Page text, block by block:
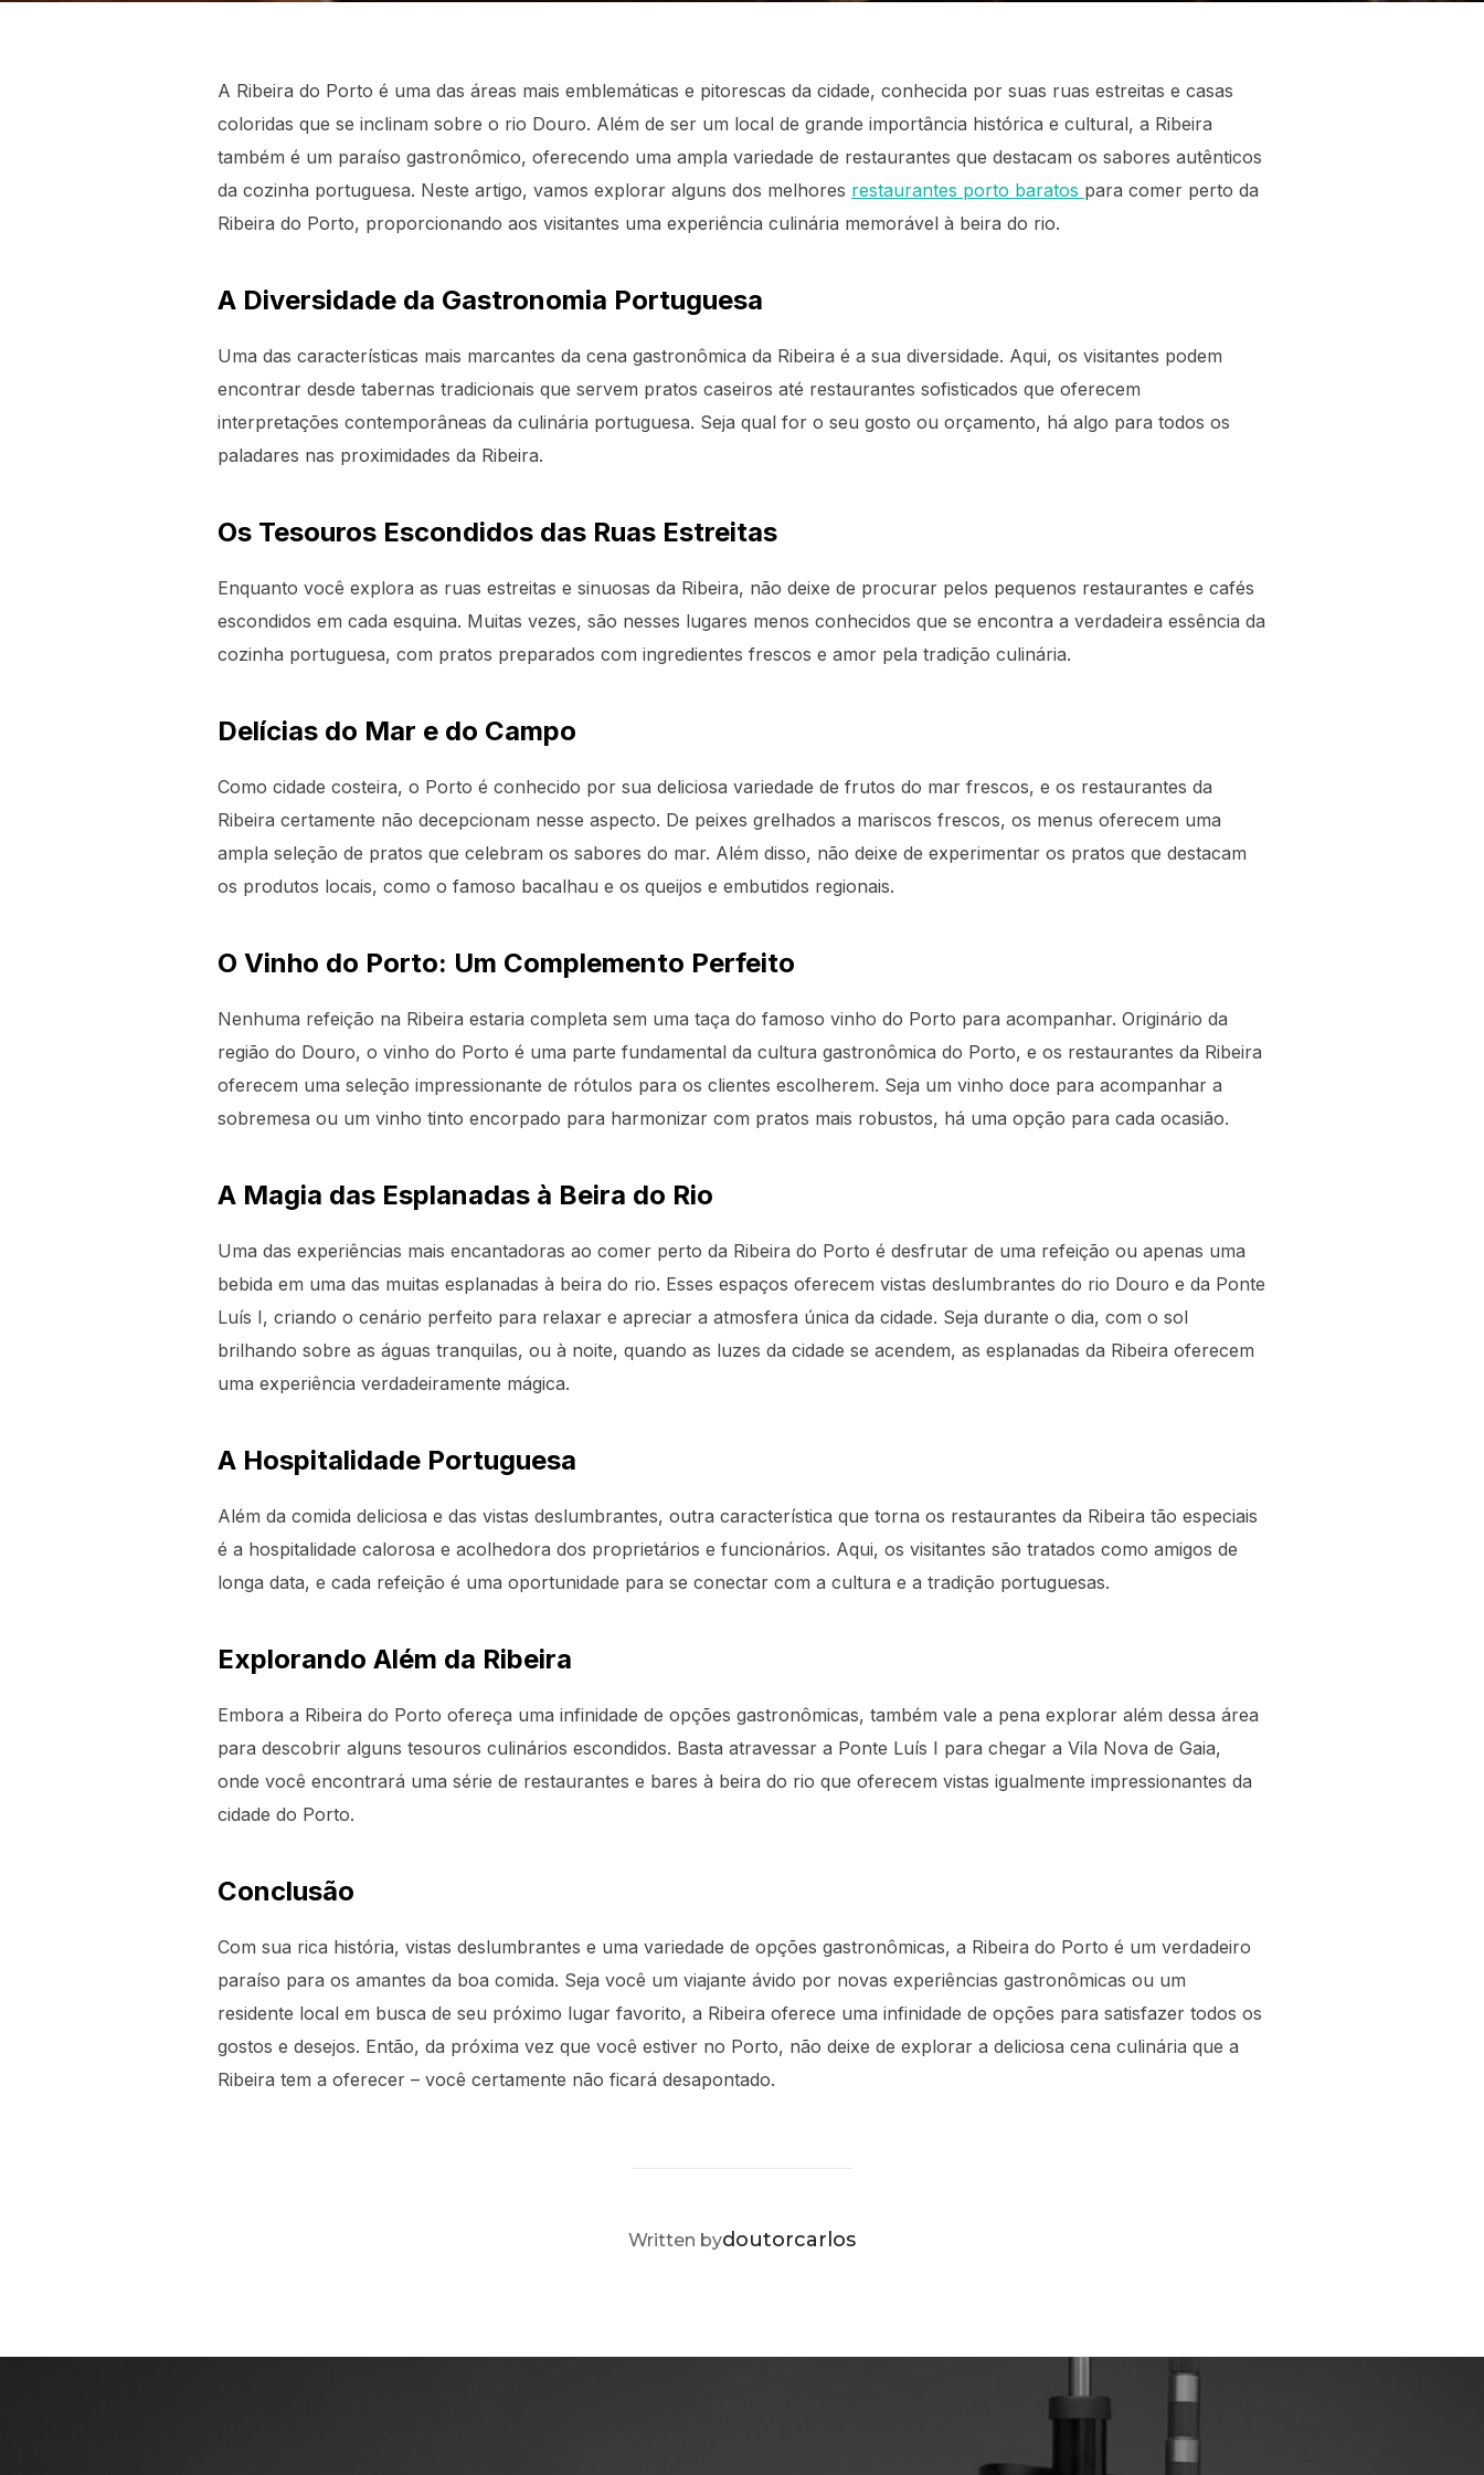
A Ribeira do Porto é uma das áreas mais emblemáticas e pitorescas da cidade, conhecida por suas ruas estreitas e casas
coloridas que se inclinam sobre o rio Douro. Além de ser um local de grande importância histórica e cultural, a Ribeira
também é um paraíso gastronômico, oferecendo uma ampla variedade de restaurantes que destacam os sabores autênticos
da cozinha portuguesa. Neste artigo, vamos explorar alguns dos melhores restaurantes porto baratos para comer perto da
Ribeira do Porto, proporcionando aos visitantes uma experiência culinária memorável à beira do rio.
A Diversidade da Gastronomia Portuguesa
Uma das características mais marcantes da cena gastronômica da Ribeira é a sua diversidade. Aqui, os visitantes podem
encontrar desde tabernas tradicionais que servem pratos caseiros até restaurantes sofisticados que oferecem
interpretações contemporâneas da culinária portuguesa. Seja qual for o seu gosto ou orçamento, há algo para todos os
paladares nas proximidades da Ribeira.
Os Tesouros Escondidos das Ruas Estreitas
Enquanto você explora as ruas estreitas e sinuosas da Ribeira, não deixe de procurar pelos pequenos restaurantes e cafés
escondidos em cada esquina. Muitas vezes, são nesses lugares menos conhecidos que se encontra a verdadeira essência da
cozinha portuguesa, com pratos preparados com ingredientes frescos e amor pela tradição culinária.
Delícias do Mar e do Campo
Como cidade costeira, o Porto é conhecido por sua deliciosa variedade de frutos do mar frescos, e os restaurantes da
Ribeira certamente não decepcionam nesse aspecto. De peixes grelhados a mariscos frescos, os menus oferecem uma
ampla seleção de pratos que celebram os sabores do mar. Além disso, não deixe de experimentar os pratos que destacam
os produtos locais, como o famoso bacalhau e os queijos e embutidos regionais.
O Vinho do Porto: Um Complemento Perfeito
Nenhuma refeição na Ribeira estaria completa sem uma taça do famoso vinho do Porto para acompanhar. Originário da
região do Douro, o vinho do Porto é uma parte fundamental da cultura gastronômica do Porto, e os restaurantes da Ribeira
oferecem uma seleção impressionante de rótulos para os clientes escolherem. Seja um vinho doce para acompanhar a
sobremesa ou um vinho tinto encorpado para harmonizar com pratos mais robustos, há uma opção para cada ocasião.
A Magia das Esplanadas à Beira do Rio
Uma das experiências mais encantadoras ao comer perto da Ribeira do Porto é desfrutar de uma refeição ou apenas uma
bebida em uma das muitas esplanadas à beira do rio. Esses espaços oferecem vistas deslumbrantes do rio Douro e da Ponte
Luís I, criando o cenário perfeito para relaxar e apreciar a atmosfera única da cidade. Seja durante o dia, com o sol
brilhando sobre as águas tranquilas, ou à noite, quando as luzes da cidade se acendem, as esplanadas da Ribeira oferecem
uma experiência verdadeiramente mágica.
A Hospitalidade Portuguesa
Além da comida deliciosa e das vistas deslumbrantes, outra característica que torna os restaurantes da Ribeira tão especiais
é a hospitalidade calorosa e acolhedora dos proprietários e funcionários. Aqui, os visitantes são tratados como amigos de
longa data, e cada refeição é uma oportunidade para se conectar com a cultura e a tradição portuguesas.
Explorando Além da Ribeira
Embora a Ribeira do Porto ofereça uma infinidade de opções gastronômicas, também vale a pena explorar além dessa área
para descobrir alguns tesouros culinários escondidos. Basta atravessar a Ponte Luís I para chegar a Vila Nova de Gaia,
onde você encontrará uma série de restaurantes e bares à beira do rio que oferecem vistas igualmente impressionantes da
cidade do Porto.
Conclusão
Com sua rica história, vistas deslumbrantes e uma variedade de opções gastronômicas, a Ribeira do Porto é um verdadeiro
paraíso para os amantes da boa comida. Seja você um viajante ávido por novas experiências gastronômicas ou um
residente local em busca de seu próximo lugar favorito, a Ribeira oferece uma infinidade de opções para satisfazer todos os
gostos e desejos. Então, da próxima vez que você estiver no Porto, não deixe de explorar a deliciosa cena culinária que a
Ribeira tem a oferecer – você certamente não ficará desapontado.
POST AUTHOR
Written bydoutorcarlos